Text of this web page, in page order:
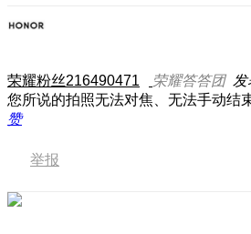
荣耀粉丝216490471 荣耀答答团 发
您所说的拍照无法对焦、无法手动结
赞
举报